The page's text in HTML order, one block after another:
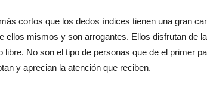
cortos que los dedos índices tienen una gran
ellos mismos y son arrogantes. Ellos disfrutan de
No son el tipo de personas que de el primer
y aprecian la atención que reciben.